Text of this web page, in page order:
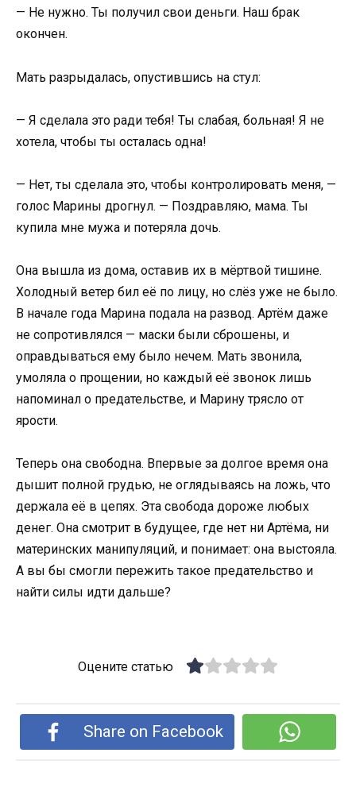
— Не нужно. Ты получил свои деньги. Наш брак
окончен.
Мать разрыдалась, опустившись на стул:
— Я сделала это ради тебя! Ты слабая, больная! Я не
хотела, чтобы ты осталась одна!
— Нет, ты сделала это, чтобы контролировать меня, —
голос Марины дрогнул. — Поздравляю, мама. Ты
купила мне мужа и потеряла дочь.
Она вышла из дома, оставив их в мёртвой тишине.
Холодный ветер бил её по лицу, но слёз уже не было.
В начале года Марина подала на развод. Артём даже
не сопротивлялся — маски были сброшены, и
оправдываться ему было нечем. Мать звонила,
умоляла о прощении, но каждый её звонок лишь
напоминал о предательстве, и Марину трясло от
ярости.
Теперь она свободна. Впервые за долгое время она
дышит полной грудью, не оглядываясь на ложь, что
держала её в цепях. Эта свобода дороже любых
денег. Она смотрит в будущее, где нет ни Артёма, ни
материнских манипуляций, и понимает: она выстояла.
А вы бы смогли пережить такое предательство и
найти силы идти дальше?
Оцените статью
Share on Facebook